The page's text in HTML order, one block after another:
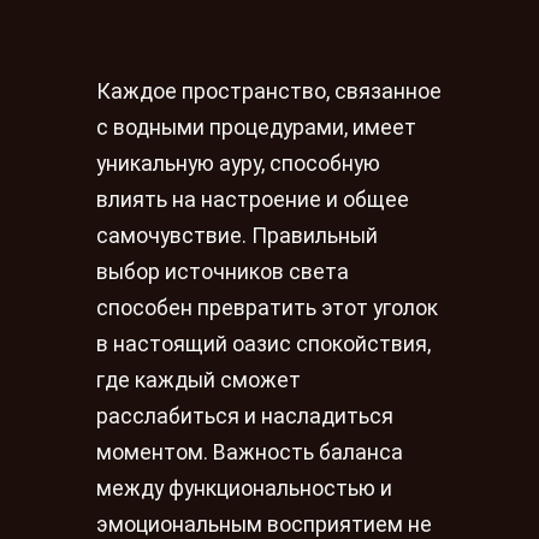
Каждое пространство, связанное
с водными процедурами, имеет
уникальную ауру, способную
влиять на настроение и общее
самочувствие. Правильный
выбор источников света
способен превратить этот уголок
в настоящий оазис спокойствия,
где каждый сможет
расслабиться и насладиться
моментом. Важность баланса
между функциональностью и
эмоциональным восприятием не